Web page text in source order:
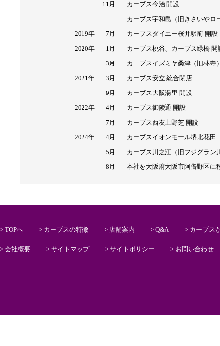
11月
カーブス今治 開設
カーブス宇和島（旧きさいやロ
2019年
7月
カーブスダイエー桜井駅前 開設
2020年
1月
カーブス桃谷、カーブス緑橋 開
3月
カーブスイズミヤ桑津（旧林寺
2021年
3月
カーブス安立 統合閉店
9月
カーブス大阪湯里 開設
2022年
4月
カーブス御陵通 開設
7月
カーブス西友上野芝 開設
2024年
4月
カーブスイオンモール堺北花田
5月
カーブス川之江（旧フジグラン
8月
本社を大阪府大阪市阿倍野区に
> TOPへ > カーブスの特徴 > 店舗案内 > Q&A > カーブス
> 会社概要 > サイトマップ > サイトポリシー > お問い合わせ